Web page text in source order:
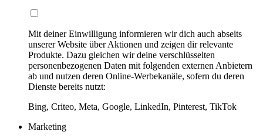
Mit deiner Einwilligung informieren wir dich auch abseits
unserer Website über Aktionen und zeigen dir relevante
Produkte. Dazu gleichen wir deine verschlüsselten
personenbezogenen Daten mit folgenden externen Anbietern
ab und nutzen deren Online-Werbekanäle, sofern du deren
Dienste bereits nutzt:
Bing, Criteo, Meta, Google, LinkedIn, Pinterest, TikTok
Marketing